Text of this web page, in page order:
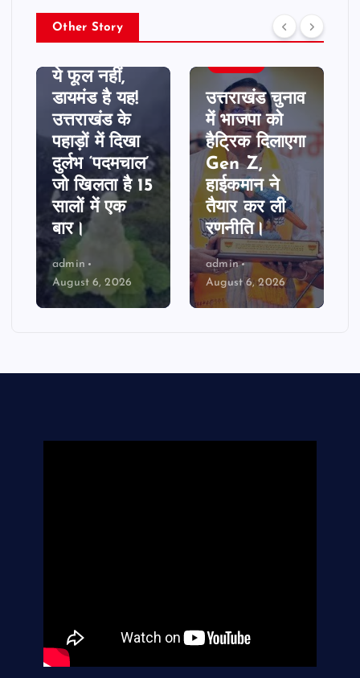
Other Story
उत्तराखण्ड
ये फूल नहीं,
डायमंड है यह!
उत्तराखंड के
पहाड़ों में दिखा
दुर्लभ ‘पदमचाल’
जो खिलता है 15
सालों में एक
बार।
admin
August 6, 2026
उत्तराखंड चुनाव
में भाजपा को
हैट्रिक दिलाएगा
Gen Z,
हाईकमान ने
तैयार कर ली
रणनीति।
admin
August 6, 2026